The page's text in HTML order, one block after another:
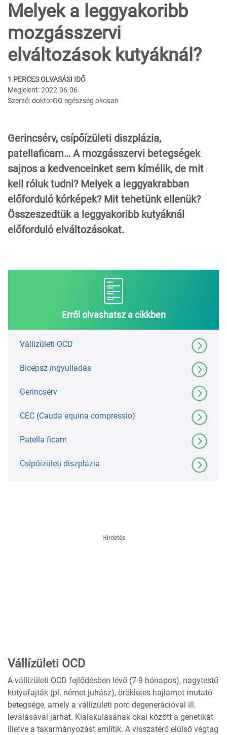
Melyek a leggyakoribb
mozgásszervi
elváltozások kutyáknál?
1 PERCES OLVASÁSI IDŐ
Megjelent: 2022.06.06.
Szerző: doktorGO egészség okosan
Gerincsérv, csípőízületi diszplázia,
patellaficam… A mozgásszervi betegségek
sajnos a kedvenceinket sem kímélik, de mit
kell róluk tudni? Melyek a leggyakrabban
előforduló kórképek? Mit tehetünk ellenük?
Összeszedtük a leggyakoribb kutyáknál
előforduló elváltozásokat.
Erről olvashatsz a cikkben
Vállízületi OCD
Bicepsz íngyulladás
Gerincsérv
CEC (Cauda equina compressio)
Patella ficam
Csípőízületi diszplázia
Hirdetés
Vállízületi OCD
A vállízületi OCD fejlődésben lévő (7-9 hónapos), nagytestű
kutyafajták (pl. német juhász), örökletes hajlamot mutató
betegsége, amely a vállízületi porc degenerációval ill.
leválásával járhat. Kialakulásának okai között a genetikát
illetve a takarmányozást említik. A visszatérő elülső végtag